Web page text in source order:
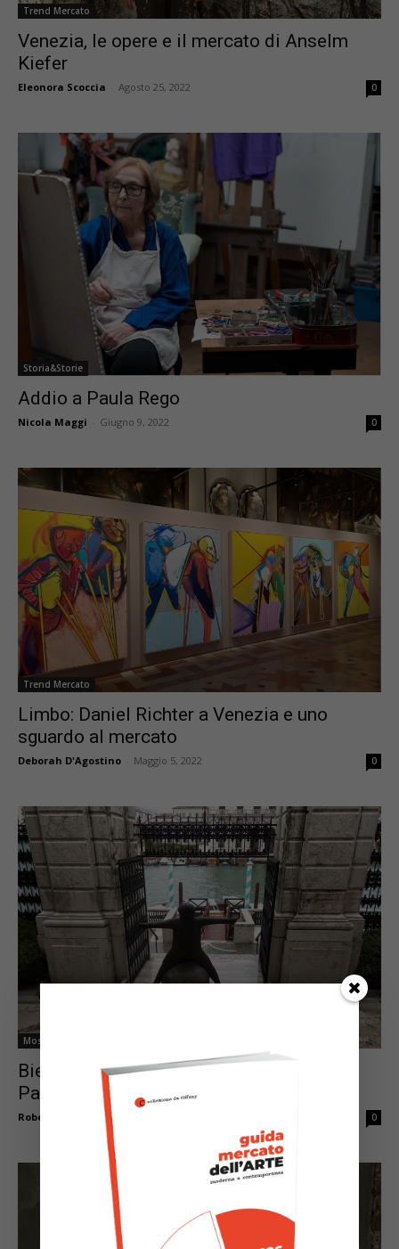
Trend Mercato
Venezia, le opere e il mercato di Anselm
Kiefer
Eleonora Scoccia Agosto 25, 2022 0
Storia&Storie
Addio a Paula Rego
Nicola Maggi Giugno 9, 2022 0
Trend Mercato
Limbo: Daniel Richter a Venezia e uno
sguardo al mercato
Deborah D'Agostino Maggio 5, 2022 0
Mostre & Co.
Biennale: a spasso per Venezia tra
Padiglioni nazionali e grandi mostre
Roberto Brunelli 0